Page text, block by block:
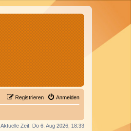
Anmelden
Registrieren
Aktuelle Zeit: Do 6. Aug 2026, 18:33